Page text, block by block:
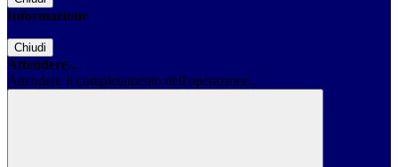
Informazione
Chiudi
Attendere...
Attendere il completamento dell'operazione...